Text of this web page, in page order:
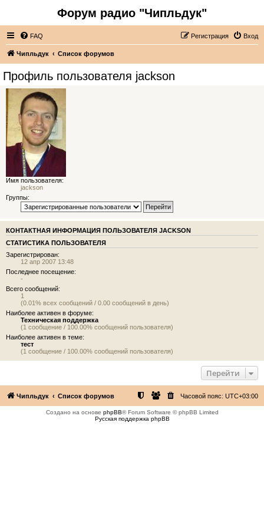
Форум радио "Чипльдук"
FAQ Вход
Регистрация
Чипльдук Список форумов
Профиль пользователя jackson
Имя пользователя:
jackson
Группы:
КОНТАКТНАЯ ИНФОРМАЦИЯ ПОЛЬЗОВАТЕЛЯ JACKSON
СТАТИСТИКА ПОЛЬЗОВАТЕЛЯ
Зарегистрирован:
12 апр 2007 13:48
Последнее посещение:
-
Всего сообщений:
1
(0.01% всех сообщений / 0.00 сообщений в день)
Наиболее активен в форуме:
Техническая поддержка
(1 сообщение / 100.00% сообщений пользователя)
Наиболее активен в теме:
тест
(1 сообщение / 100.00% сообщений пользователя)
Перейти
Чипльдук Список форумов Часовой пояс: UTC+03:00
Создано на основе phpBB® Forum Software © phpBB Limited
Русская поддержка phpBB